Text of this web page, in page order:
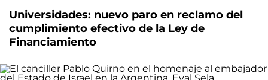
Universidades: nuevo paro en reclamo del
cumplimiento efectivo de la Ley de
Financiamiento